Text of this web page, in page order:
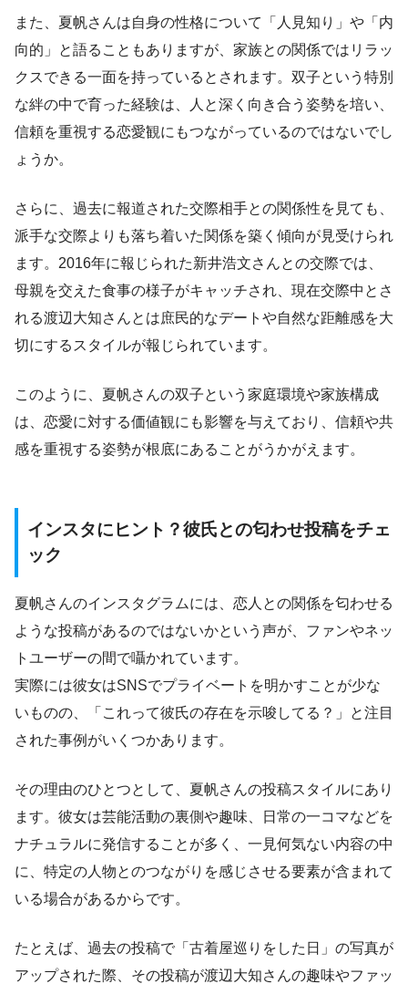
また、夏帆さんは自身の性格について「人見知り」や「内
向的」と語ることもありますが、家族との関係ではリラッ
クスできる一面を持っているとされます。双子という特別
な絆の中で育った経験は、人と深く向き合う姿勢を培い、
信頼を重視する恋愛観にもつながっているのではないでし
ょうか。
さらに、過去に報道された交際相手との関係性を見ても、
派手な交際よりも落ち着いた関係を築く傾向が見受けられ
ます。2016年に報じられた新井浩文さんとの交際では、
母親を交えた食事の様子がキャッチされ、現在交際中とさ
れる渡辺大知さんとは庶民的なデートや自然な距離感を大
切にするスタイルが報じられています。
このように、夏帆さんの双子という家庭環境や家族構成
は、恋愛に対する価値観にも影響を与えており、信頼や共
感を重視する姿勢が根底にあることがうかがえます。
インスタにヒント？彼氏との匂わせ投稿をチェ
ック
夏帆さんのインスタグラムには、恋人との関係を匂わせる
ような投稿があるのではないかという声が、ファンやネッ
トユーザーの間で囁かれています。
実際には彼女はSNSでプライベートを明かすことが少な
いものの、「これって彼氏の存在を示唆してる？」と注目
された事例がいくつかあります。
その理由のひとつとして、夏帆さんの投稿スタイルにあり
ます。彼女は芸能活動の裏側や趣味、日常の一コマなどを
ナチュラルに発信することが多く、一見何気ない内容の中
に、特定の人物とのつながりを感じさせる要素が含まれて
いる場合があるからです。
たとえば、過去の投稿で「古着屋巡りをした日」の写真が
アップされた際、その投稿が渡辺大知さんの趣味やファッ